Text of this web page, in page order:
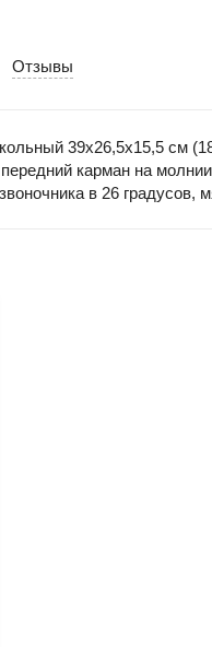
Отзывы
39x26,5x15,5 см
карман на
в 26